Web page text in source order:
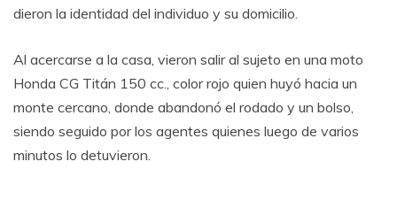
dieron la identidad del individuo y su domicilio.
Al acercarse a la casa, vieron salir al sujeto en una moto
Honda CG Titán 150 cc., color rojo quien huyó hacia un
monte cercano, donde abandonó el rodado y un bolso,
siendo seguido por los agentes quienes luego de varios
minutos lo detuvieron.